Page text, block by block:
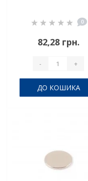
0
82,28 грн.
- +
ДО КОШИКА